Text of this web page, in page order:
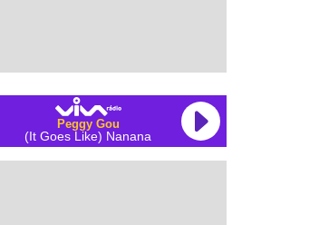
Peggy Gou
(It Goes Like) Nanana